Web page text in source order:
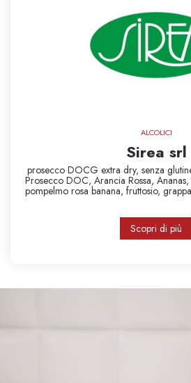
ALCOLICI
Sirea srl
prosecco DOCG extra dry, senza
Prosecco DOC, Arancia Rossa, Ananas,
pompelmo rosa banana, fruttosio,
Scopri di più